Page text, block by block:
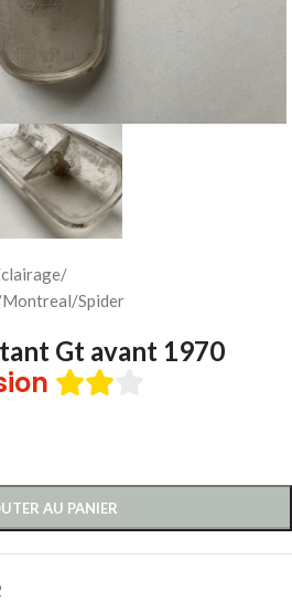
/
Spider
Gt avant 1970
AU PANIER